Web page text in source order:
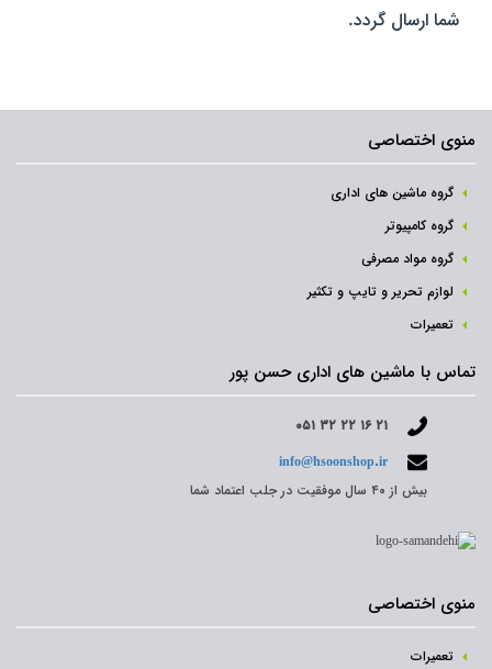
شما ارسال گردد.
منوی اختصاصی
گروه ماشین های اداری
گروه کامپیوتر
گروه مواد مصرفی
لوازم تحریر و تایپ و تکثیر
تعمیرات
تماس با ماشین های اداری حسن پور
۰۵۱ ۳۲ ۲۲ ۱۶ ۲۱
info@hsoonshop.ir
بیش از ۴۰ سال موفقیت در جلب اعتماد شما
منوی اختصاصی
تعمیرات